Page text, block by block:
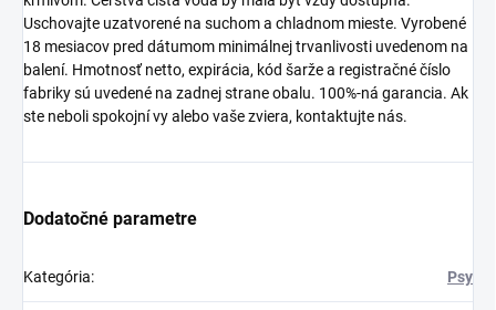
Uschovajte uzatvorené na suchom a chladnom mieste. Vyrobené
18 mesiacov pred dátumom minimálnej trvanlivosti uvedenom na
balení. Hmotnosť netto, expirácia, kód šarže a registračné číslo
fabriky sú uvedené na zadnej strane obalu. 100%-ná garancia. Ak
ste neboli spokojní vy alebo vaše zviera, kontaktujte nás.
Dodatočné parametre
Kategória: Psy